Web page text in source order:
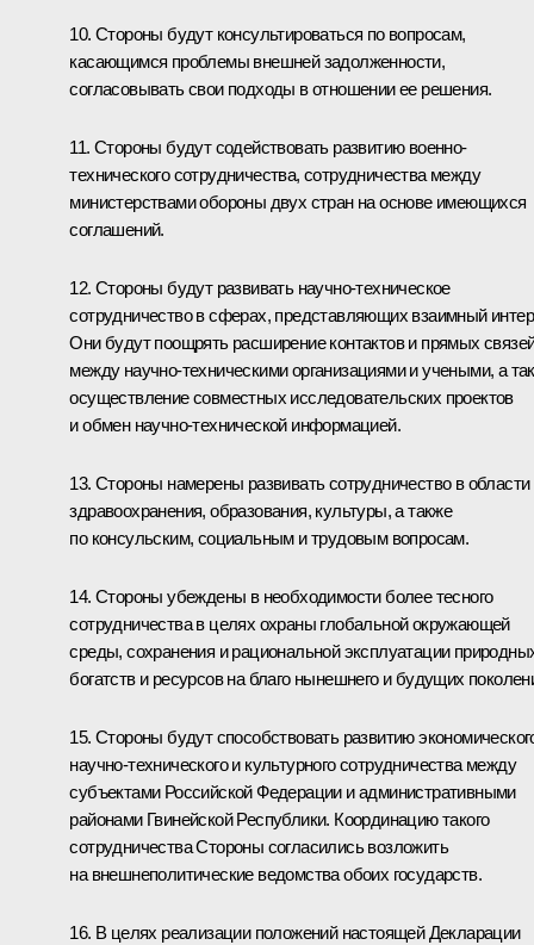
10. Стороны будут консультироваться по вопросам,
касающимся проблемы внешней задолженности,
согласовывать свои подходы в отношении ее решения.
11. Стороны будут содействовать развитию военно-
технического сотрудничества, сотрудничества между
министерствами обороны двух стран на основе имеющихся
соглашений.
12. Стороны будут развивать научно-техническое
сотрудничество в сферах, представляющих взаимный
Они будут поощрять расширение контактов и прямых
между научно-техническими организациями и учеными, а
осуществление совместных исследовательских проектов
и обмен научно-технической информацией.
13. Стороны намерены развивать сотрудничество в области
здравоохранения, образования, культуры, а также
по консульским, социальным и трудовым вопросам.
14. Стороны убеждены в необходимости более тесного
сотрудничества в целях охраны глобальной окружающей
среды, сохранения и рациональной эксплуатации
богатств и ресурсов на благо нынешнего и будущих
15. Стороны будут способствовать развитию
научно-технического и культурного сотрудничества между
субъектами Российской Федерации и административными
районами Гвинейской Республики. Координацию такого
сотрудничества Стороны согласились возложить
на внешнеполитические ведомства обоих государств.
16. В целях реализации положений настоящей Декларации